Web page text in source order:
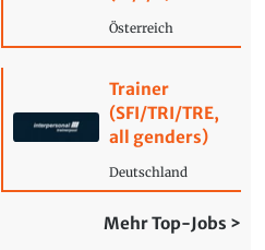
Österreich
Trainer
(SFI/TRI/TRE,
all genders)
Deutschland
Mehr Top-Jobs >